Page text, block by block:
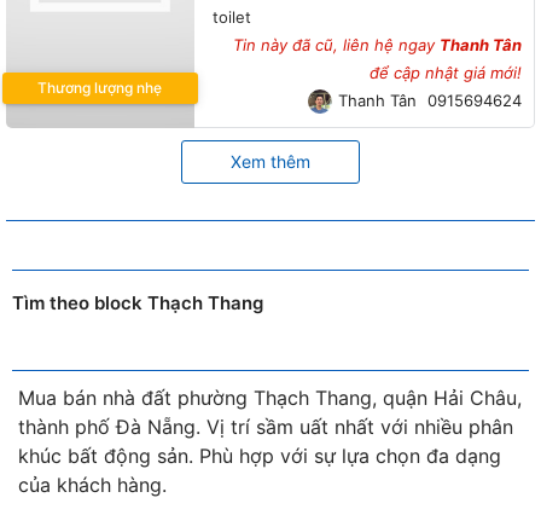
Thương lượng nhẹ
toilet
Tin này đã cũ, liên hệ ngay Thanh Tân
để cập nhật giá mới!
Thanh Tân
0915694624
Xem thêm
Tìm theo block Thạch Thang
Mua bán nhà đất phường Thạch Thang, quận Hải Châu,
thành phố Đà Nẵng. Vị trí sầm uất nhất với nhiều phân
khúc bất động sản. Phù hợp với sự lựa chọn đa dạng
của khách hàng.